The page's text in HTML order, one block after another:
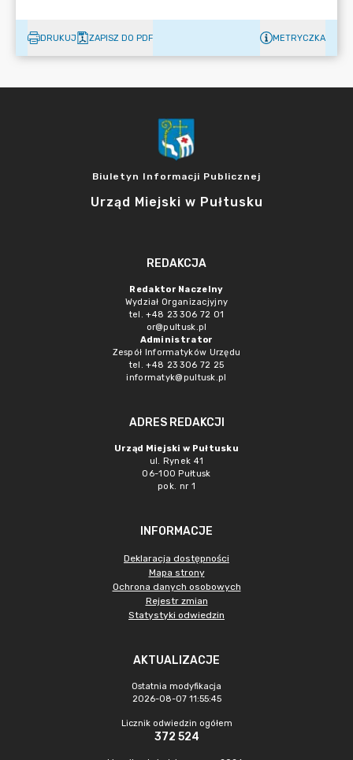
DRUKUJ ZAPISZ DO PDF METRYCZKA
Biuletyn Informacji Publicznej
Urząd Miejski w Pułtusku
REDAKCJA
Redaktor Naczelny
Wydział Organizacjyjny
tel. +48 23 306 72 01
or@pultusk.pl
Administrator
Zespół Informatyków Urzędu
tel. +48 23 306 72 25
informatyk@pultusk.pl
ADRES REDAKCJI
Urząd Miejski w Pułtusku
ul. Rynek 41
06-100 Pułtusk
pok. nr 1
INFORMACJE
Deklaracja dostępności
Mapa strony
Ochrona danych osobowych
Rejestr zmian
Statystyki odwiedzin
AKTUALIZACJE
Ostatnia modyfikacja
2026-08-07 11:55:45
Licznik odwiedzin ogółem
372 524